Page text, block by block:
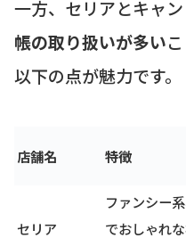
一方、セリアとキャン
帳の取り扱いが多い
以下の点が魅力です。
店舗名 特徴
セリア
ファンシー
でおしゃれ